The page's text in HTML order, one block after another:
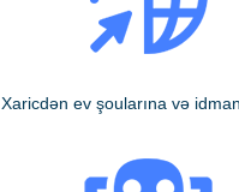
Xaricdən ev şoularına və